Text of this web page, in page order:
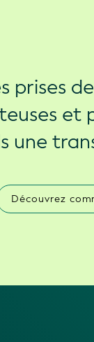
prises
et
une
Découvrez